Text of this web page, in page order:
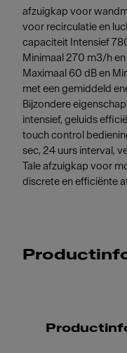
afzuigkap voor
voor recirculatie en
capaciteit Intensief
Minimaal 270 m3/h en
Maximaal 60 dB en
met een gemiddeld
Bijzondere
intensief, geluids
touch control
sec, 24 uurs interval,
Tale afzuigkap voor
discrete en efficiënte